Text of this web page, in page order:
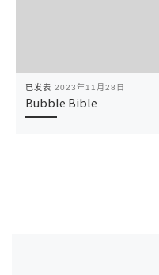
已发表 2023年11月28日
Bubble Bible